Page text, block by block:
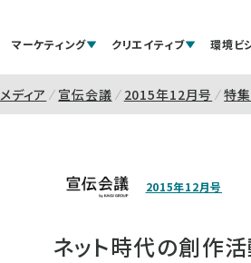
マーケティング クリエイティブ 環境ビ
メディア 宣伝会議 2015年12月号 特
2015年12月号
ネット時代の創作